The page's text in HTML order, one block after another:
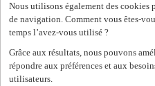
Nous utilisons également des cookies
de navigation. Comment vous êtes-
temps l’avez-vous utilisé ?
Grâce aux résultats, nous pouvons
répondre aux préférences et aux
utilisateurs.
Loading...
Pourquoi
Solvus